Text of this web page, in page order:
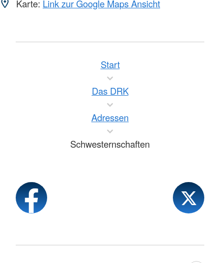
Karte: Link zur Google Maps Ansicht
Start
Das DRK
Adressen
Schwesternschaften